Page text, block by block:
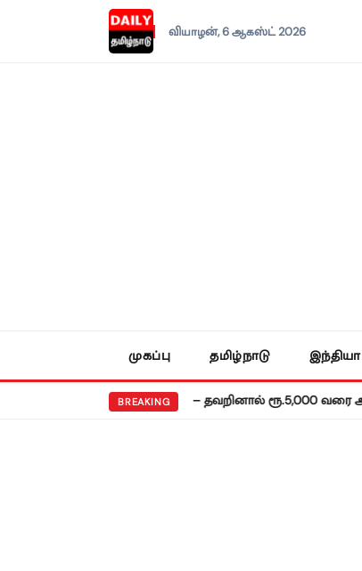
வியாழன், 6 ஆகஸ்ட் 2026
முகப்பு தமிழ்நாடு இந்தியா
BREAKING
ஜூலை 31 காலக்கெடு – தவறினால் ரூ.5,000 வரை அபராதம்!